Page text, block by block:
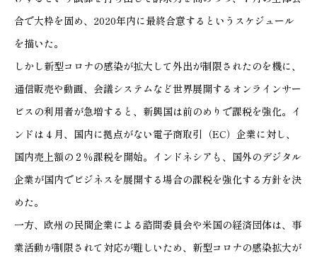
合で大枠を固め、2020年内に最終合意するというスケジュール
を描いた。
しかし新型コロナの感染が拡大して外出が制限されたのを機に、
通信販売や動画、会議システムなど世界展開するオンラインサー
ビスの利用者が急増すると、新興国は前のめりで課税を強化。イ
ンドは４月、国内に拠点がない電子商取引（EC）企業に対し、
国内売上額の２％課税を開始。インドネシアも、国外のデジタル
企業が国内でビジネスを展開する場合の課税を強化する方針を決
めた。
一方、欧州の民間企業による諮問委員会や米国の経済団体は、事
業活動が制限されて対応が難しいため、新型コロナの感染拡大が